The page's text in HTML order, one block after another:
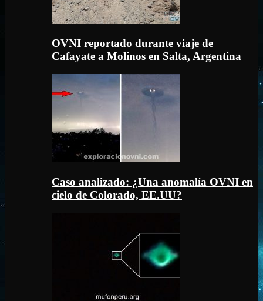
OVNI reportado durante viaje de
Cafayate a Molinos en Salta, Argentina
Caso analizado: ¿Una anomalía OVNI en
cielo de Colorado, EE.UU?